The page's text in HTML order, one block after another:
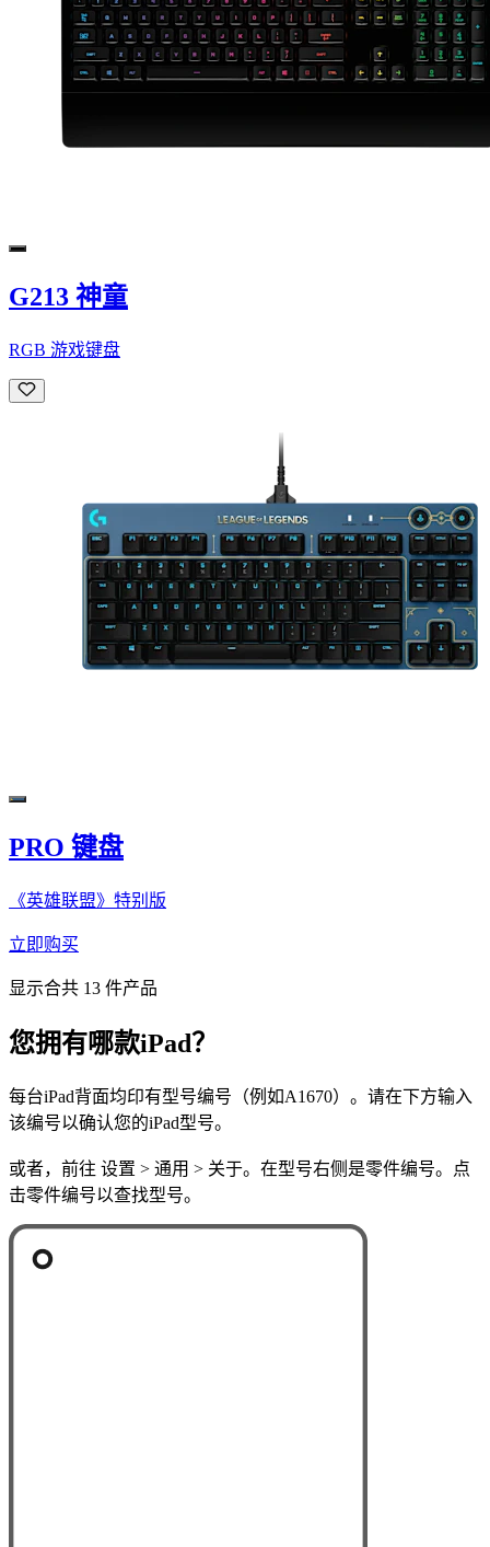
G213 神童
RGB 游戏键盘
PRO 键盘
《英雄联盟》特别版
立即购买
显示合共 13 件产品
您拥有哪款iPad？
每台iPad背面均印有型号编号（例如A1670）。请在下方输入
该编号以确认您的iPad型号。
或者，前往 设置 > 通用 > 关于。在型号右侧是零件编号。点
击零件编号以查找型号。